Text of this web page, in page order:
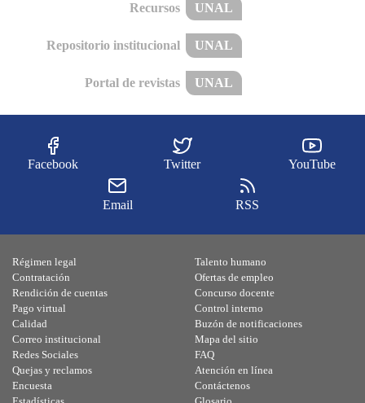
Recursos UNAL
Repositorio institucional UNAL
Portal de revistas UNAL
Facebook Twitter YouTube
Email RSS
Régimen legal
Contratación
Rendición de cuentas
Pago virtual
Calidad
Talento humano
Ofertas de empleo
Concurso docente
Control interno
Buzón de notificaciones
Correo institucional
Redes Sociales
Quejas y reclamos
Encuesta
Mapa del sitio
FAQ
Atención en línea
Contáctenos